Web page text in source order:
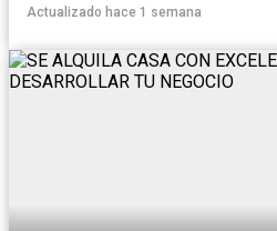
Actualizado hace 1 semana